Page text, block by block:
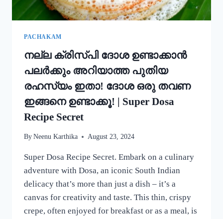
കറി
റെഡി!!
CURRY
RECIPE
PACHAKAM
നല്ല ക്രിസ്‌പി ദോശ ഉണ്ടാക്കാൻ
പലർക്കും അറിയാത്ത പുതിയ
രഹസ്യം ഇതാ! ദോശ ഒരു തവണ
ഇങ്ങനെ ഉണ്ടാക്കൂ! | Super Dosa
Recipe Secret
By Neenu Karthika August 23, 2024
Super Dosa Recipe Secret. Embark on a culinary
adventure with Dosa, an iconic South Indian
delicacy that’s more than just a dish – it’s a
canvas for creativity and taste. This thin, crispy
crepe, often enjoyed for breakfast or as a meal, is